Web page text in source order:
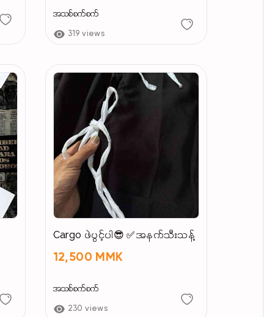
အသစ်စက်စက်
319 views
Cargo ဖဲပွင့်ပါ😎 ✅အနက်သီးသန့်
12,500 MMK
အသစ်စက်စက်
230 views